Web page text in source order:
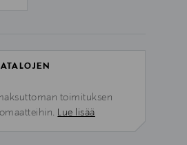
toimituksen
Lue lisää